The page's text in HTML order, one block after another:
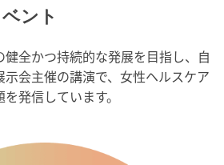
間
化月間
ント
全かつ持続的な発展を目指し、自
会主催の講演で、女性ヘルスケア
発信しています。